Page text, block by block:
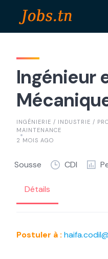
Ingénieur
INGÉNIERIE / INDUSTRIE /
MAINTENANCE
2 MOIS AGO
Sousse CDI
Détails
Postuler à :